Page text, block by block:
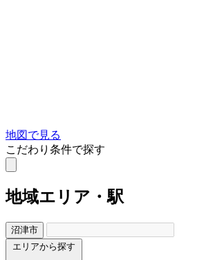
地図で見る
こだわり条件で探す
地域エリア・駅
沼津市
エリアから探す